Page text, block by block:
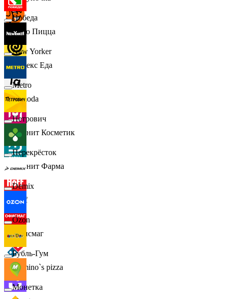
Додо Пицца
Яндекс Еда
Lamoda
Магнит Косметик
Магнит Фарма
Hoff
Офисмаг
Domino`s pizza
Победа
New Yorker
Metro
Петрович
Перекрёсток
Demix
Ozon
Бубль-Гум
Монетка